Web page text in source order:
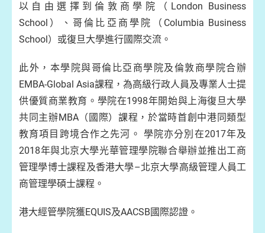
以自由選擇到倫敦商學院（London Business
School）、哥倫比亞商學院（Columbia Business
School）或復旦大學進行國際交流。
此外，本學院與哥倫比亞商學院及倫敦商學院合辦
EMBA-Global Asia課程，為高級行政人員及專業人士提
供優質商業教育。學院在1998年開始與上海復旦大學
共同主辦MBA（國際）課程，於當時首創中港同類型
教育項目跨境合作之先河。 學院亦分別在2017年及
2018年與北京大學光華管理學院聯合舉辦並推出工商
管理學博士課程及香港大學–北京大學高級管理人員工
商管理學碩士課程。
港大經管學院獲EQUIS及AACSB國際認證。